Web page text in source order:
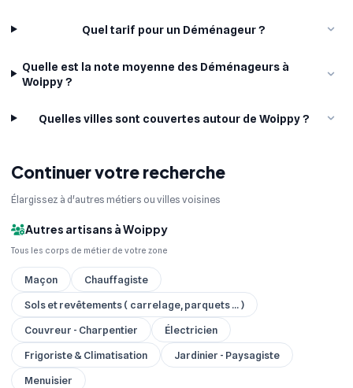
Quel tarif pour un Déménageur ?
Quelle est la note moyenne des Déménageurs à
Woippy ?
Quelles villes sont couvertes autour de Woippy ?
Continuer votre recherche
Élargissez à d'autres métiers ou villes voisines
Autres artisans à Woippy
Tous les corps de métier de votre zone
Maçon
Chauffagiste
Sols et revêtements ( carrelage, parquets ... )
Couvreur - Charpentier
Électricien
Frigoriste & Climatisation
Jardinier - Paysagiste
Menuisier